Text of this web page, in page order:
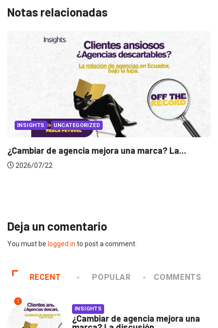
Notas relacionadas
INSIGHTS
Deja un comentario
You must be logged in to post a comment.
RECENT POPULAR COMMENTS
1
INSIGHTS
¿Cambiar de agencia mejora una